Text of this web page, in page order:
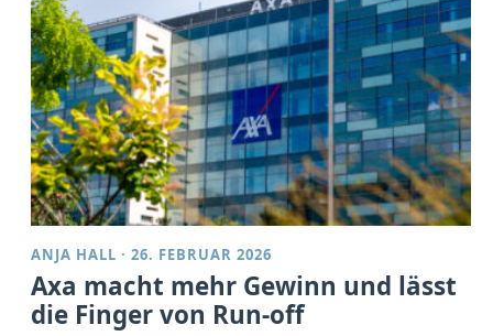
ANJA HALL ·26. FEBRUAR 2026
Axa macht mehr Gewinn und lässt
die Finger von Run-off